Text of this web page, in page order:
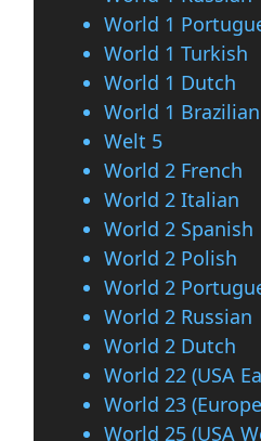
World 1
World 1 Turkish
World 1 Dutch
World 1 Brazilian
Welt 5
World 2 French
World 2 Italian
World 2 Spanish
World 2 Polish
World 2
World 2 Russian
World 2 Dutch
World 22 (USA
World 23
World 25 (USA